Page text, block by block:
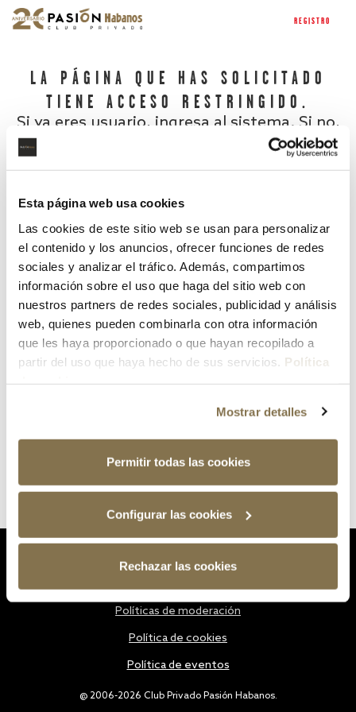
Esta página web usa cookies
Las cookies de este sitio web se usan para personalizar
el contenido y los anuncios, ofrecer funciones de redes
sociales y analizar el tráfico. Además, compartimos
información sobre el uso que haga del sitio web con
nuestros partners de redes sociales, publicidad y análisis
web, quienes pueden combinarla con otra información
que les haya proporcionado o que hayan recopilado a
partir del uso que haya hecho de sus servicios. Política
Mostrar detalles
Permitir todas las cookies
Configurar las cookies
Rechazar las cookies
REGISTRO
LA PÁGINA QUE HAS SOLICITADO
TIENE ACCESO RESTRINGIDO.
Si ya eres usuario, ingresa al sistema. Si no,
¿Has olvidado tu contraseña?
@ 2006-2026 Club Privado Pasión Habanos.
Políticas de moderación
Política de cookies
Política de eventos